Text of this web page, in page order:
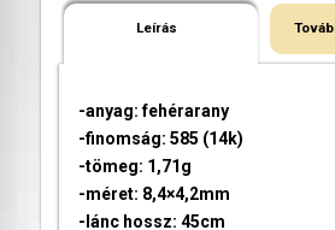
Leírás
-anyag: fehérarany
-finomság: 585 (14k)
-tömeg: 1,71g
-méret: 8,4×4,2mm
-lánc hossz: 45cm